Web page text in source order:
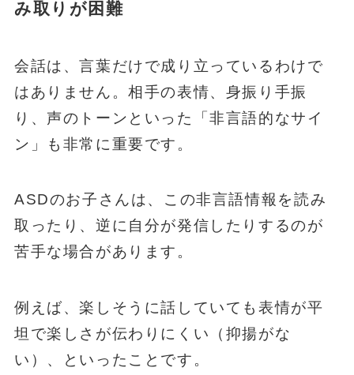
み取りが困難
会話は、言葉だけで成り立っているわけで
はありません。相手の表情、身振り手振
り、声のトーンといった「非言語的なサイ
ン」も非常に重要です。
ASDのお子さんは、この非言語情報を読み
取ったり、逆に自分が発信したりするのが
苦手な場合があります。
例えば、楽しそうに話していても表情が平
坦で楽しさが伝わりにくい（抑揚がな
い）、といったことです。